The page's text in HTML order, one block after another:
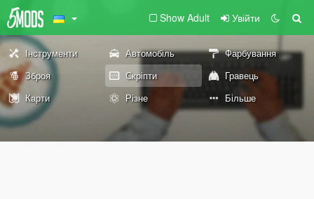
Show Adult Увійти
Інструменти Автомобіль
Фарбування
Зброя
Скріпти
Гравець
Карти
Різне Більше